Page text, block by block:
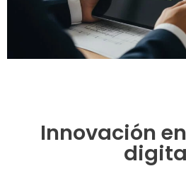
Innovación